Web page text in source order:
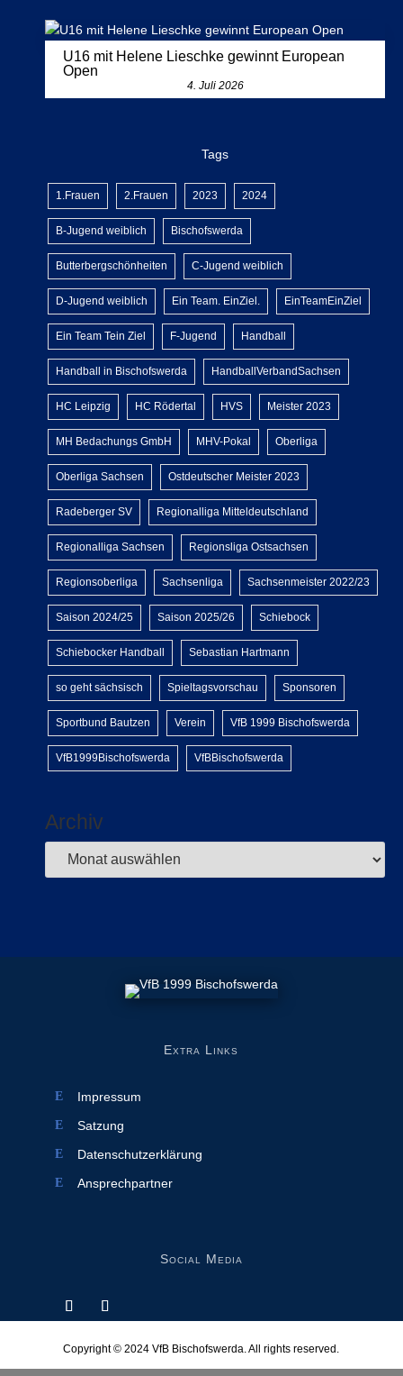
U16 mit Helene Lieschke gewinnt European
Open
4. Juli 2026
Tags
1.Frauen 2.Frauen 2023 2024
B-Jugend weiblich Bischofswerda
Butterbergschönheiten C-Jugend weiblich
D-Jugend weiblich Ein Team. EinZiel. EinTeamEinZiel
Ein Team Tein Ziel F-Jugend Handball
Handball in Bischofswerda HandballVerbandSachsen
HC Leipzig HC Rödertal HVS Meister 2023
MH Bedachungs GmbH MHV-Pokal Oberliga
Oberliga Sachsen Ostdeutscher Meister 2023
Radeberger SV Regionalliga Mitteldeutschland
Regionalliga Sachsen Regionsliga Ostsachsen
Regionsoberliga Sachsenliga Sachsenmeister 2022/23
Saison 2024/25 Saison 2025/26 Schiebock
Schiebocker Handball Sebastian Hartmann
so geht sächsisch Spieltagsvorschau Sponsoren
Sportbund Bautzen Verein VfB 1999 Bischofswerda
VfB1999Bischofswerda VfBBischofswerda
Archiv
Extra Links
Impressum
Satzung
Datenschutzerklärung
Ansprechpartner
Social Media
Copyright © 2024 VfB Bischofswerda. All rights reserved.